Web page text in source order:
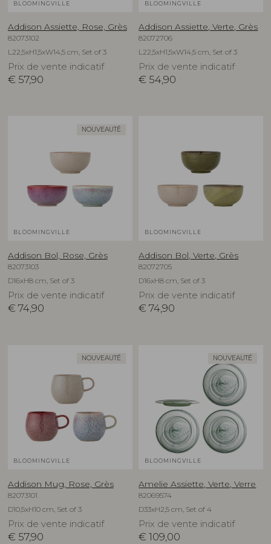
BLOOMINGVILLE
Addison Assiette, Rose, Grès
82073102
L22,5xH1,5xW14,5 cm, Set of 3
Prix de vente indicatif
€ 57,90
BLOOMINGVILLE
Addison Assiette, Verte, Grès
82072706
L22,5xH1,5xW14,5 cm, Set of 3
Prix de vente indicatif
€ 54,90
NOUVEAUTÉ
BLOOMINGVILLE
Addison Bol, Rose, Grès
82073103
D16xH8 cm, Set of 3
Prix de vente indicatif
€ 74,90
BLOOMINGVILLE
Addison Bol, Verte, Grès
82072705
D16xH8 cm, Set of 3
Prix de vente indicatif
€ 74,90
NOUVEAUTÉ
BLOOMINGVILLE
Addison Mug, Rose, Grès
82073101
D10,5xH10 cm, Set of 3
Prix de vente indicatif
€ 57,90
NOUVEAUTÉ
BLOOMINGVILLE
Amelie Assiette, Verte, Verre
82069574
D33xH2,5 cm, Set of 4
Prix de vente indicatif
€ 109,00